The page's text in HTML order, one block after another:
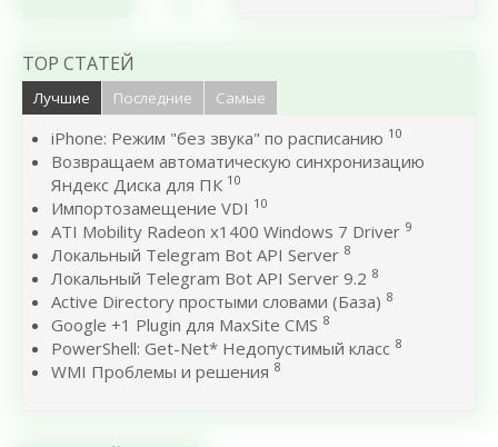
TOP СТАТЕЙ
Лучшие Последние Самые
iPhone: Режим "без звука" по расписанию 10
Возвращаем автоматическую синхронизацию
Яндекс Диска для ПК 10
Импортозамещение VDI 10
ATI Mobility Radeon x1400 Windows 7 Driver 9
Локальный Telegram Bot API Server 8
Локальный Telegram Bot API Server 9.2 8
Active Directory простыми словами (База) 8
Google +1 Plugin для MaxSite CMS 8
PowerShell: Get-Net* Недопустимый класс 8
WMI Проблемы и решения 8